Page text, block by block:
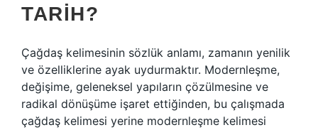
TARIH?
Çağdaş kelimesinin sözlük anlamı, zamanın yenilik
ve özelliklerine ayak uydurmaktır. Modernleşme,
değişime, geleneksel yapıların çözülmesine ve
radikal dönüşüme işaret ettiğinden, bu çalışmada
çağdaş kelimesi yerine modernleşme kelimesi